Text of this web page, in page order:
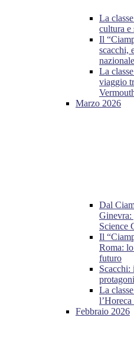
La
cultura e
Il
scacchi,
nazionale
La
viaggio
Marzo 2026
Dal
Ginevra:
Science
Il
Roma:
futuro
La
Febbraio 2026